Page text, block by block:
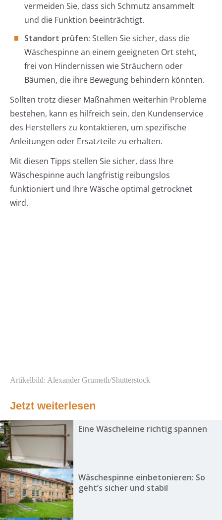
vermeiden Sie, dass sich Schmutz ansammelt
und die Funktion beeinträchtigt.
Standort prüfen: Stellen Sie sicher, dass die
Wäschespinne an einem geeigneten Ort steht,
frei von Hindernissen wie Sträuchern oder
Bäumen, die ihre Bewegung behindern könnten.
Sollten trotz dieser Maßnahmen weiterhin Probleme
bestehen, kann es hilfreich sein, den Kundenservice
des Herstellers zu kontaktieren, um spezifische
Anleitungen oder Ersatzteile zu erhalten.
Mit diesen Tipps stellen Sie sicher, dass Ihre
Wäschespinne auch langfristig reibungslos
funktioniert und Ihre Wäsche optimal getrocknet
wird.
Artikelbild: Alexander Grumeth/Shutterstock
Jetzt weiterlesen
Eine Wäscheleine richtig spannen
Wäschespinne einbetonieren: So
geht’s sicher und stabil